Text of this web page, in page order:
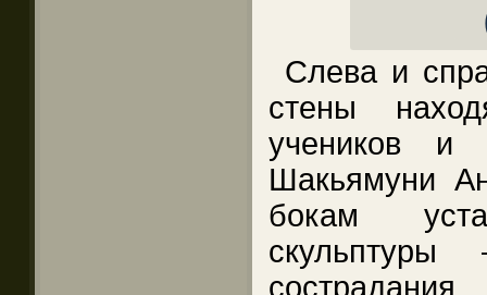
Слева и
стены
учеников и
Шакьямуни
бокам
скульптуры